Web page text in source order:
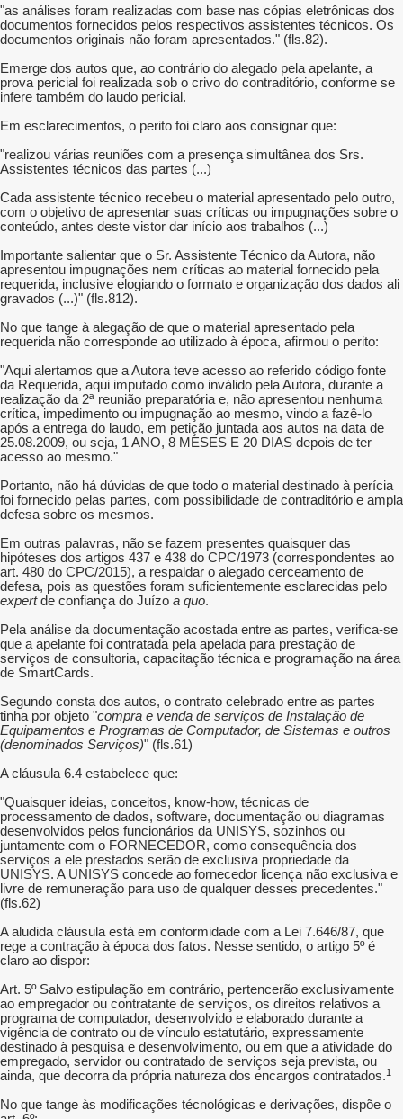
"as análises foram realizadas com base nas cópias eletrônicas dos
documentos fornecidos pelos respectivos assistentes técnicos. Os
documentos originais não foram apresentados." (fls.82).
Emerge dos autos que, ao contrário do alegado pela apelante, a
prova pericial foi realizada sob o crivo do contraditório, conforme se
infere também do laudo pericial.
Em esclarecimentos, o perito foi claro aos consignar que:
"realizou várias reuniões com a presença simultânea dos Srs.
Assistentes técnicos das partes (...)
Cada assistente técnico recebeu o material apresentado pelo outro,
com o objetivo de apresentar suas críticas ou impugnações sobre o
conteúdo, antes deste vistor dar início aos trabalhos (...)
Importante salientar que o Sr. Assistente Técnico da Autora, não
apresentou impugnações nem críticas ao material fornecido pela
requerida, inclusive elogiando o formato e organização dos dados ali
gravados (...)" (fls.812).
No que tange à alegação de que o material apresentado pela
requerida não corresponde ao utilizado à época, afirmou o perito:
"Aqui alertamos que a Autora teve acesso ao referido código fonte
da Requerida, aqui imputado como inválido pela Autora, durante a
realização da 2ª reunião preparatória e, não apresentou nenhuma
crítica, impedimento ou impugnação ao mesmo, vindo a fazê-lo
após a entrega do laudo, em petição juntada aos autos na data de
25.08.2009, ou seja, 1 ANO, 8 MESES E 20 DIAS depois de ter
acesso ao mesmo."
Portanto, não há dúvidas de que todo o material destinado à perícia
foi fornecido pelas partes, com possibilidade de contraditório e ampla
defesa sobre os mesmos.
Em outras palavras, não se fazem presentes quaisquer das
hipóteses dos artigos 437 e 438 do CPC/1973 (correspondentes ao
art. 480 do CPC/2015), a respaldar o alegado cerceamento de
defesa, pois as questões foram suficientemente esclarecidas pelo
expertde confiança do Juízo a quo.
Pela análise da documentação acostada entre as partes, verifica-se
que a apelante foi contratada pela apelada para prestação de
serviços de consultoria, capacitação técnica e programação na área
de SmartCards.
Segundo consta dos autos, o contrato celebrado entre as partes
tinha por objeto "compra e venda de serviços de Instalação de
Equipamentos e Programas de Computador, de Sistemas e outros
(denominados Serviços)" (fls.61)
A cláusula 6.4 estabelece que:
"Quaisquer ideias, conceitos, know-how, técnicas de
processamento de dados, software, documentação ou diagramas
desenvolvidos pelos funcionários da UNISYS, sozinhos ou
juntamente com o FORNECEDOR, como consequência dos
serviços a ele prestados serão de exclusiva propriedade da
UNISYS. A UNISYS concede ao fornecedor licença não exclusiva e
livre de remuneração para uso de qualquer desses precedentes."
(fls.62)
A aludida cláusula está em conformidade com a Lei 7.646/87, que
rege a contração à época dos fatos. Nesse sentido, o artigo 5º é
claro ao dispor:
Art. 5º Salvo estipulação em contrário, pertencerão exclusivamente
ao empregador ou contratante de serviços, os direitos relativos a
programa de computador, desenvolvido e elaborado durante a
vigência de contrato ou de vínculo estatutário, expressamente
destinado à pesquisa e desenvolvimento, ou em que a atividade do
empregado, servidor ou contratado de serviços seja prevista, ou
ainda, que decorra da própria natureza dos encargos contratados.1
No que tange às modificações técnológicas e derivações, dispõe o